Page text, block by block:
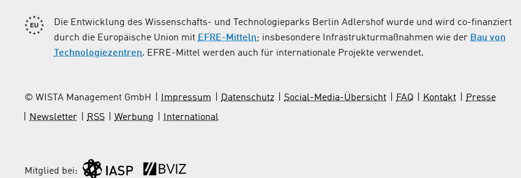
Die Entwicklung des Wissenschafts- und Technologieparks Berlin Adlershof wurde und wird co-finanziert
durch die Europäische Union mit EFRE-Mitteln; insbesondere Infrastrukturmaßnahmen wie der Bau von
Technologiezentren. EFRE-Mittel werden auch für internationale Projekte verwendet.
© WISTA Management GmbH Impressum Datenschutz Social-Media-Übersicht FAQ Kontakt
Presse
Newsletter
RSS Werbung International
Mitglied bei: